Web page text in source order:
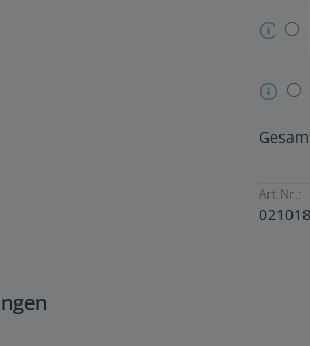
Art.Nr.:
021018